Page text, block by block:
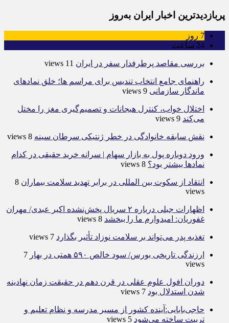
پربازدیدترین اخبار ایران به‌روز
7 روز
24 ساعت
بررسی مقاصد پرطرفدار سفر در ایران 11 views
راهنمای جامع انتخاب تندیس برای مراسم ها؛ خلق نمادهای
ماندگار سازمانی 9 views
اختلال خواب، کنترل هیجانات و تصمیم‌گیری مغز را مختل
می‌کند 9 views
نقش سابقه خانوادگی در خطر ژنتیکی سرطان سینه 8 views
ورود دوباره پول به بازار سهام | سرانه خرید حقیقی در کدام
نماد‌ها بیشتر بود؟ 8 views
انتقاد از سکوت بین المللی در برابر تهدید سلامت بیماران 8
views
اظهارات جبلی درباره ۲ سریال پخش‌نشده اکبر عبدی/ مهران
غفوریان: امیدوارم ما را ببخشد 8 views
تغذیه پدر می‌تواند بر سلامت نوزاد تأثیر بگذارد 7 views
ارزندگی تاریخی بورس/ سود خالص ۵۹۰ همتی در بهار
7
views
دوران افول علوم عقلی در قرن دهم در حقیقت زمان نهادینه
شدن استدلال بود 7 views
حاجی‌بابایی:آینده کشور از مسیر مدرسه و نظام تعلیم و
تربیت ساخته می‌شود 5 views